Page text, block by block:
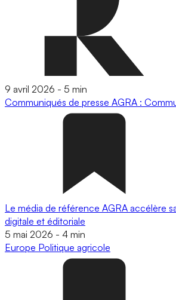
9 avril 2026 - 5 min
Communiqués de presse AGRA :
Le média de référence AGRA accélère
digitale et éditoriale
5 mai 2026 - 4 min
Europe Politique agricole